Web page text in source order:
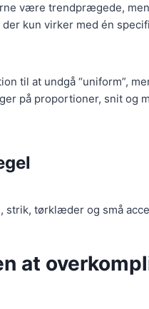
være trendprægede,
kun virker med én
til at undgå “uniform”,
på proportioner, snit og
strik, tørklæder og små
at